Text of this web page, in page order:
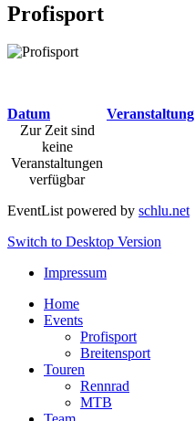
Profisport
Datum
Veranstaltung
Zur Zeit sind
keine
Veranstaltungen
verfügbar
EventList powered by schlu.net
Switch to Desktop Version
Impressum
Home
Events
Profisport
Breitensport
Touren
Rennrad
MTB